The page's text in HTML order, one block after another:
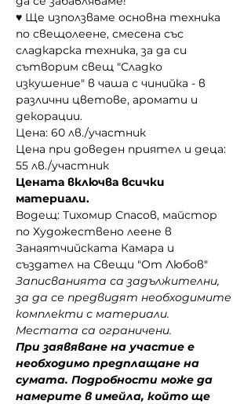
♥ Ще използваме основна техника
по свещолеене, смесена със
сладкарска техника, за да си
сътворим свещ "Сладко
изкушение" в чаша с чинийка - в
различни цветове, аромати и
декорации.
Цена: 60 лв./участник
Цена при доведен приятел и деца:
55 лв./участник
Цената включва всички
материали.
Водещ: Тихомир Спасов, майстор
по Художествено леене в
Занаятчийската Камара и
създател на Свещи "От Любов"
Записванията са задължителни,
за да се предвидят необходимите
комплекти с материали.
Местата са ограничени.
При заявяване на участие е
необходимо предплащане на
сумата. Подробности може да
намерите в имейла, който ще